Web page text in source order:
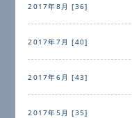
2017年8月 [36]
2017年7月 [40]
2017年6月 [43]
2017年5月 [35]